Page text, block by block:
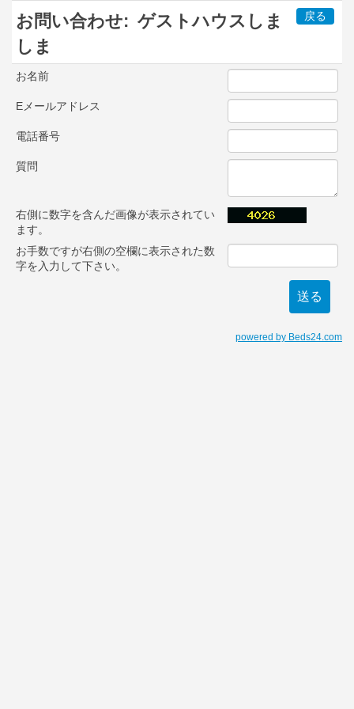
戻る
お問い合わせ: ゲストハウスしま
しま
お名前
Eメールアドレス
電話番号
質問
右側に数字を含んだ画像が表示されてい
ます。
お手数ですが右側の空欄に表示された数
字を入力して下さい。
powered by Beds24.com